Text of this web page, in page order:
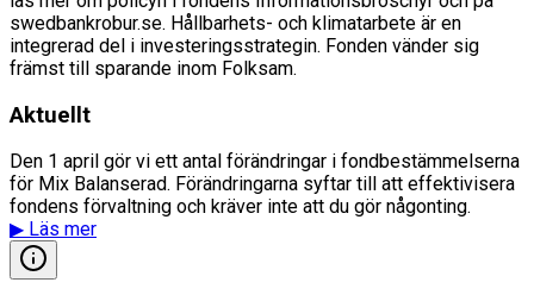
swedbankrobur.se. Hållbarhets- och klimatarbete är en
integrerad del i investeringsstrategin. Fonden vänder sig
främst till sparande inom Folksam.
Aktuellt
Den 1 april gör vi ett antal förändringar i fondbestämmelserna
för Mix Balanserad. Förändringarna syftar till att effektivisera
fondens förvaltning och kräver inte att du gör någonting.
▶ Läs mer